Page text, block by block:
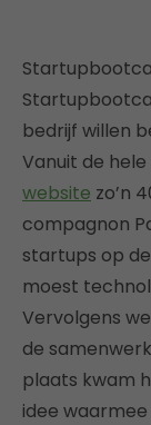
bedrijf willen
Vanuit de
website zo’n
compagnon
startups op
moest
Vervolgens
de
plaats kwam
idee